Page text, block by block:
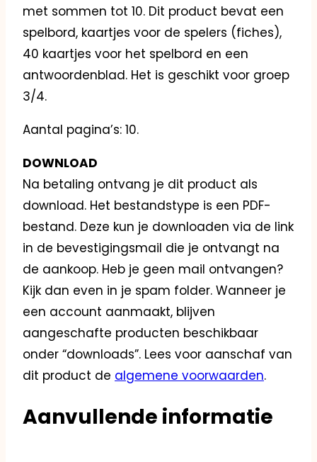
met sommen tot 10. Dit product bevat een
spelbord, kaartjes voor de spelers (fiches),
40 kaartjes voor het spelbord en een
antwoordenblad. Het is geschikt voor groep
3/4.
Aantal pagina’s: 10.
DOWNLOAD
Na betaling ontvang je dit product als
download. Het bestandstype is een PDF-
bestand. Deze kun je downloaden via de link
in de bevestigingsmail die je ontvangt na
de aankoop. Heb je geen mail ontvangen?
Kijk dan even in je spam folder. Wanneer je
een account aanmaakt, blijven
aangeschafte producten beschikbaar
onder “downloads”. Lees voor aanschaf van
dit product de algemene voorwaarden.
Aanvullende informatie